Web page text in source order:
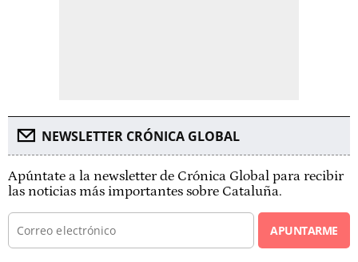
NEWSLETTER CRÓNICA GLOBAL
Apúntate a la newsletter de Crónica Global para recibir
las noticias más importantes sobre Cataluña.
APUNTARME